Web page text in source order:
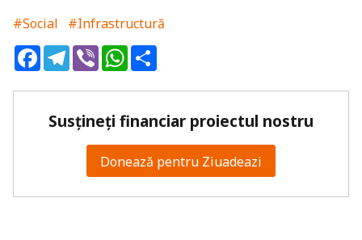
#Social
#Infrastructură
FacebookTelegram
ViberWhatsApp
Susțineți financiar proiectul nostru
Donează pentru Ziuadeazi